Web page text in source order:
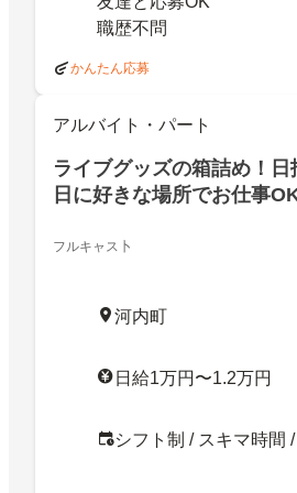
職歴不問
かんたん応募
アルバイト・パート
ライブグッズの箱詰め！
日に好きな場所でお仕事
フルキャス卜
河内町
日給1万円〜1.2万円
シフト制 / スキマ時間